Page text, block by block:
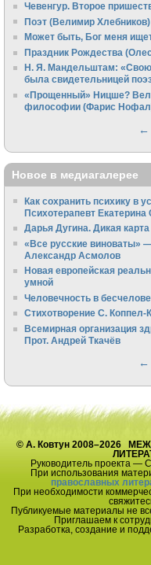
Чевенгур. Второе
Поэт (Велимир Хлебников)
Может быть, Бог меня
Праздник Рождества
Н. Я. Мандельштам: «Свою
была свидетельницей
«Прощенный» Ницше?
философии (Фарис
←
Новое в медиагалерее
Как сохранить психику в
Психотерапевт Екатерина
Дарья Дугина. Дикая
«Все русские виноваты»
Александр Асмолов
Новая европейская
умной
Человечность в
Стихотворение С. Коппел-
Всемирная организация
Прот. Андрей Ткачёв
←
© А. Ковтун 2008–2026
Руководитель проекта —
При использования
православных
При необходимости
Публикуемые материалы не
Приглашаем к
Разработка, создание и